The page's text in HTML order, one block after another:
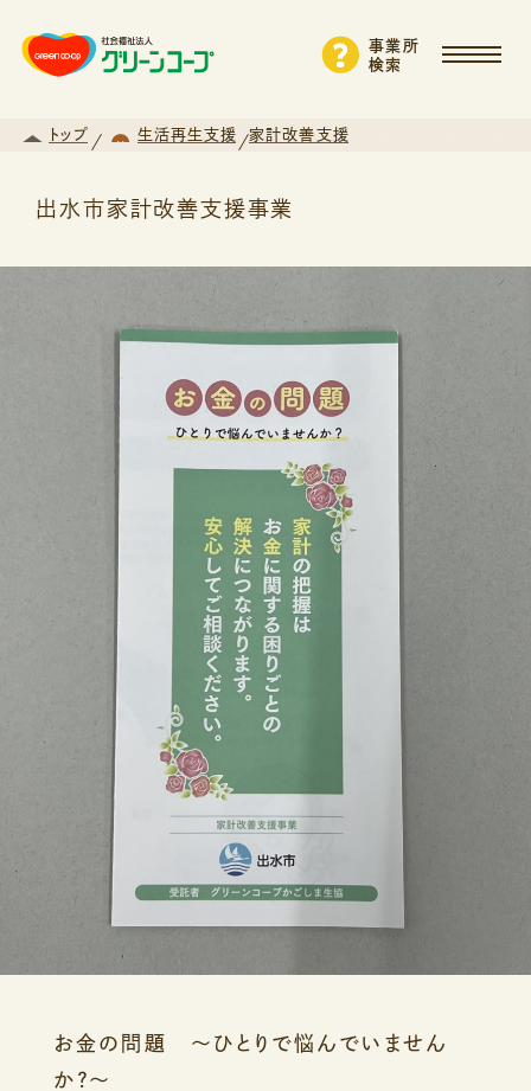
事業所
検索
トップ 生活再生支援 家計改善支援
出水市家計改善支援事業
お金の問題 ～ひとりで悩んでいません
か？～